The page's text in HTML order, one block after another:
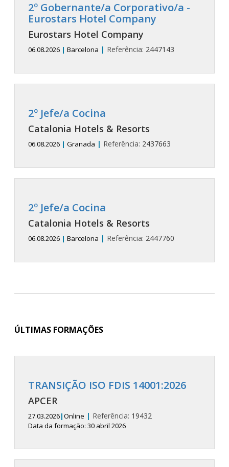
2º Gobernante/a Corporativo/a -
Eurostars Hotel Company
Eurostars Hotel Company
06.08.2026 | Barcelona | Referência: 2447143
2º Jefe/a Cocina
Catalonia Hotels & Resorts
06.08.2026 | Granada | Referência: 2437663
2º Jefe/a Cocina
Catalonia Hotels & Resorts
06.08.2026 | Barcelona | Referência: 2447760
ÚLTIMAS FORMAÇÕES
TRANSIÇÃO ISO FDIS 14001:2026
APCER
27.03.2026|Online | Referência: 19432
Data da formação: 30 abril 2026